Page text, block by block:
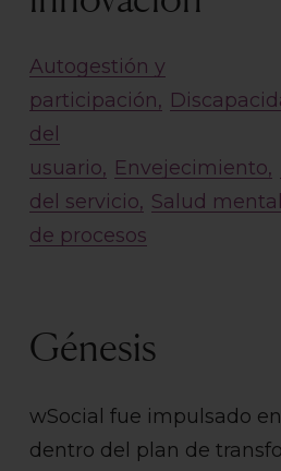
Autogestión y
participación
del
usuario
Envejecimiento
del servicio
Salud mental
de procesos
Génesis
wSocial fue impulsado
dentro del plan de